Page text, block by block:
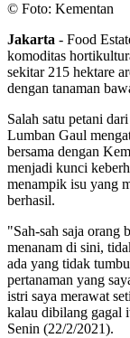
© Foto: Kementan
Jakarta - Food
komoditas
sekitar 215 hektare
dengan tanaman
Salah satu petani
Lumban Gaul
bersama dengan
menjadi kunci
menampik isu yang
berhasil.
"Sah-sah saja orang
menanam di sini,
ada yang tidak
pertanaman yang
istri saya merawat
kalau dibilang gagal
Senin (22/2/2021).